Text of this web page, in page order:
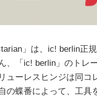
」は、ic! berlin正
、「ic! berlin」のトレ
ューレスヒンジは同コ
の蝶番によって、工具